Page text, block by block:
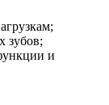
зубов;
и